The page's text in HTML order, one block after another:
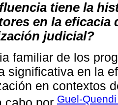
tiene la
en la eficacia
judicial?
familiar de los
significativa en la
en contextos
Guel-